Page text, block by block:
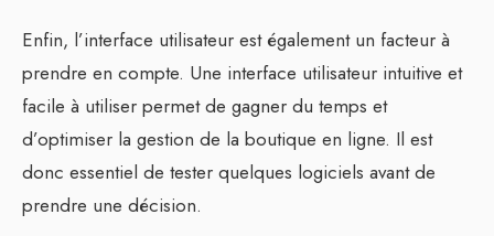
Enfin, l’interface utilisateur est également un facteur à
prendre en compte. Une interface utilisateur intuitive et
facile à utiliser permet de gagner du temps et
d’optimiser la gestion de la boutique en ligne. Il est
donc essentiel de tester quelques logiciels avant de
prendre une décision.